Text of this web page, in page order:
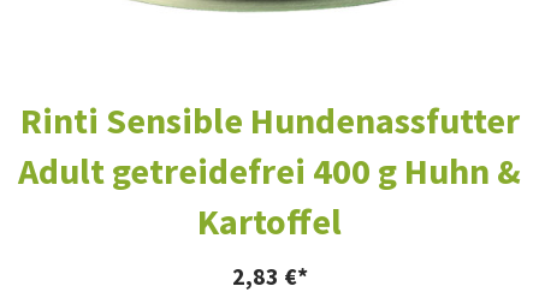
Rinti Sensible Hundenassfutter
Adult getreidefrei 400 g Huhn &
Kartoffel
2,83 €